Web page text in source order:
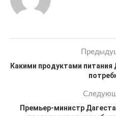
Какими продуктами питания
Премьер-министр